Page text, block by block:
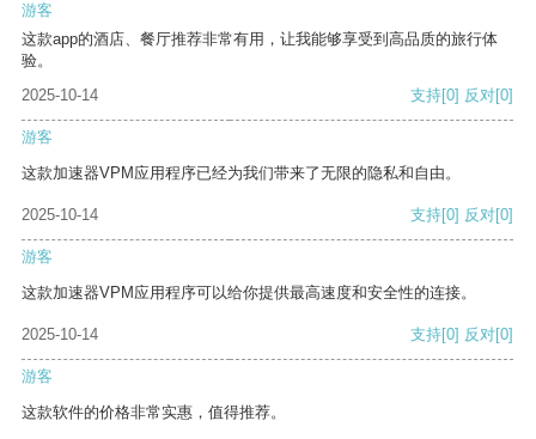
游客
这款app的酒店、餐厅推荐非常有用，让我能够享受到高品质的旅行体
验。
2025-10-14
支持[0] 反对[0]
游客
这款加速器VPM应用程序已经为我们带来了无限的隐私和自由。
2025-10-14 支持[0] 反对[0]
游客
这款加速器VPM应用程序可以给你提供最高速度和安全性的连接。
2025-10-14 支持[0] 反对[0]
游客
这款软件的价格非常实惠，值得推荐。